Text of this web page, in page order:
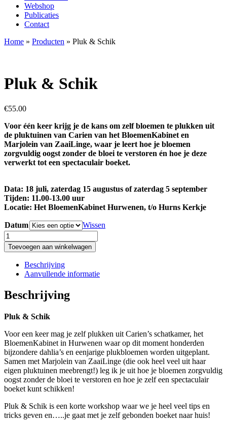
Webshop
Publicaties
Contact
Home » Producten » Pluk & Schik
Pluk & Schik
€55.00
Voor één keer krijg je de kans om zelf bloemen te plukken uit
de pluktuinen van Carien van het BloemenKabinet en
Marjolein van ZaaiLinge, waar je leert hoe je bloemen
zorgvuldig oogst zonder de bloei te verstoren én hoe je deze
verwerkt tot een spectaculair boeket.
Data: 18 juli, zaterdag 15 augustus of zaterdag 5 september
Tijden: 11.00-13.00 uur
Locatie: Het BloemenKabinet Hurwenen, t/o Hurns Kerkje
Datum
Wissen
Pluk
&
Schik
aantal
Toevoegen aan winkelwagen
Beschrijving
Aanvullende informatie
Beschrijving
Pluk & Schik
Voor een keer mag je zelf plukken uit Carien’s schatkamer, het
BloemenKabinet in Hurwenen waar op dit moment honderden
bijzondere dahlia’s en eenjarige plukbloemen worden uitgeplant.
Samen met Marjolein van ZaaiLinge (die ook heel veel uit haar
eigen pluktuinen meebrengt!) leg ik je uit hoe je bloemen zorgvuldig
oogst zonder de bloei te verstoren en hoe je zelf een spectaculair
boeket kunt schikken!
Pluk & Schik is een korte workshop waar we je heel veel tips en
tricks geven en…..je gaat met je zelf gebonden boeket naar huis!